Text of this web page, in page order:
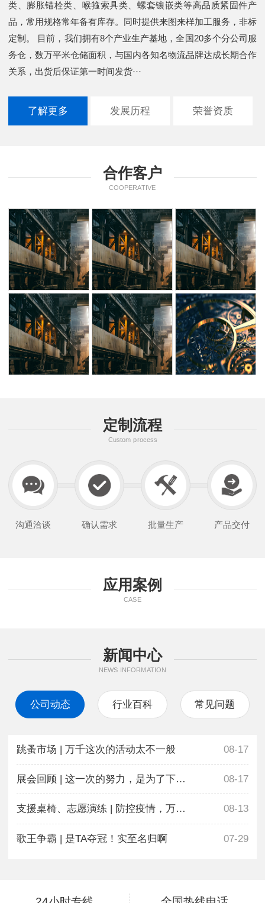
类、膨胀锚栓类、喉箍索具类、螺套镶嵌类等高品质紧固件产
品，常用规格常年备有库存。同时提供来图来样加工服务，非标
定制。 目前，我们拥有8个产业生产基地，全国20多个分公司服
务仓，数万平米仓储面积，与国内各知名物流品牌达成长期合作
关系，出货后保证第一时间发货···
了解更多 发展历程 荣誉资质
合作客户
COOPERATIVE
定制流程
Custom process
沟通洽谈 确认需求 批量生产 产品交付
应用案例
CASE
新闻中心
NEWS INFORMATION
公司动态 行业百科 常见问题
跳蚤市场 | 万千这次的活动太不一般 08-17
展会回顾 | 这一次的努力，是为了下一次更好地相遇 08-17
支援桌椅、志愿演练 | 防控疫情，万千在行动 08-13
歌王争霸 | 是TA夺冠！实至名归啊 07-29